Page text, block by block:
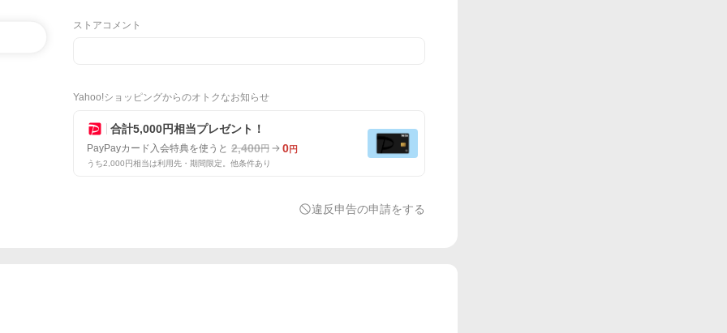
ストアコメント
Yahoo!ショッピングからのオトクなお知らせ
合計5,000円相当プレゼント！
PayPayカード入会特典を使うと 2,400円 0円
うち2,000円相当は利用先・期間限定。他条件あり
違反申告の申請をする